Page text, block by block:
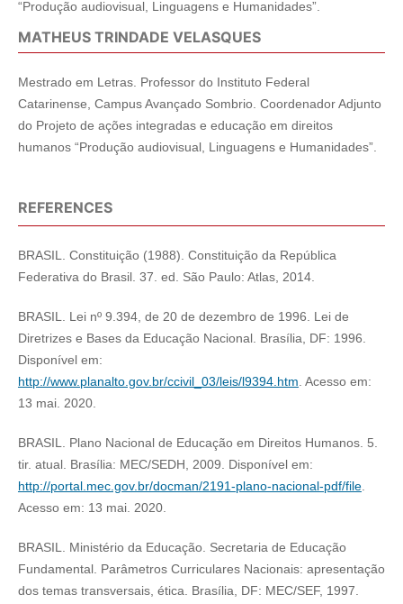
“Produção audiovisual, Linguagens e Humanidades”.
MATHEUS TRINDADE VELASQUES
Mestrado em Letras. Professor do Instituto Federal
Catarinense, Campus Avançado Sombrio. Coordenador Adjunto
do Projeto de ações integradas e educação em direitos
humanos “Produção audiovisual, Linguagens e Humanidades”.
REFERENCES
BRASIL. Constituição (1988). Constituição da República
Federativa do Brasil. 37. ed. São Paulo: Atlas, 2014.
BRASIL. Lei nº 9.394, de 20 de dezembro de 1996. Lei de
Diretrizes e Bases da Educação Nacional. Brasília, DF: 1996.
Disponível em:
http://www.planalto.gov.br/ccivil_03/leis/l9394.htm. Acesso em:
13 mai. 2020.
BRASIL. Plano Nacional de Educação em Direitos Humanos. 5.
tir. atual. Brasília: MEC/SEDH, 2009. Disponível em:
http://portal.mec.gov.br/docman/2191-plano-nacional-pdf/file.
Acesso em: 13 mai. 2020.
BRASIL. Ministério da Educação. Secretaria de Educação
Fundamental. Parâmetros Curriculares Nacionais: apresentação
dos temas transversais, ética. Brasília, DF: MEC/SEF, 1997.